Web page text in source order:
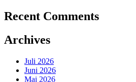
Recent Comments
Archives
Juli 2026
Juni 2026
Mai 2026